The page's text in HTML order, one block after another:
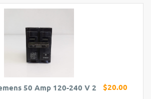
$20.00
50 Amp 120-240 V 2